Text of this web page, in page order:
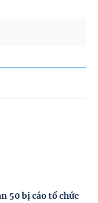
50 bị cáo tổ chức